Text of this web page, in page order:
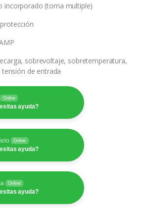
incorporado (toma multiple)
sobrevoltaje, sobretemperatura,
de entrada
Online
ayuda?
Online
ayuda?
Online
ayuda?